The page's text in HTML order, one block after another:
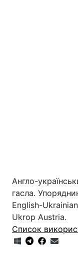
Англо-
гасла.
English-
Ukrop Austria.
Список